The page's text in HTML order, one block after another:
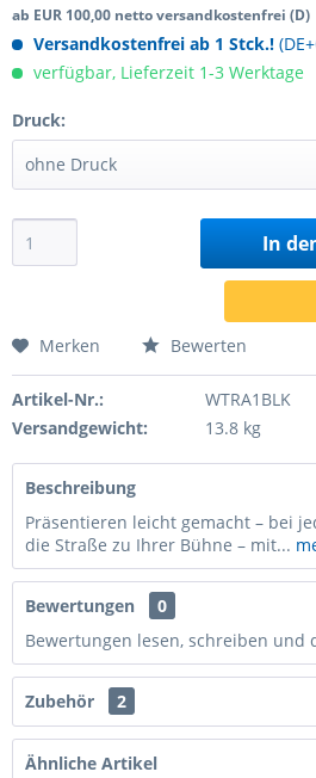
ab EUR 100,00 netto versandkostenfrei (D)
Versandkostenfrei ab 1 Stck.!
verfügbar, Lieferzeit 1-3 Werktage
Druck:
In
Merken Bewerten
Artikel-Nr.:
WTRA1BLK
Versandgewicht:
13.8 kg
Beschreibung
Präsentieren leicht gemacht – bei
die Straße zu Ihrer Bühne – mit...
Bewertungen
0
Bewertungen lesen, schreiben und
Zubehör 2
Ähnliche Artikel